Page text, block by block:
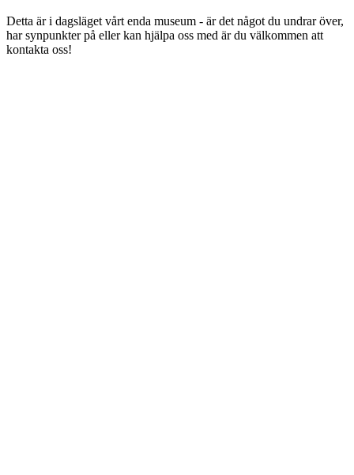
Detta är i dagsläget vårt enda museum - är det något du undrar över,
har synpunkter på eller kan hjälpa oss med är du välkommen att
kontakta oss!